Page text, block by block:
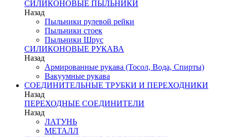
СИЛИКОНОВЫЕ ПЫЛЬНИКИ
Назад
Пыльники рулевой рейки
Пыльники стоек
Пыльники Шрус
СИЛИКОНОВЫЕ РУКАВА
Назад
Армированные рукава (Тосол, Вода, Спирты)
Вакуумные рукава
СОЕДИНИТЕЛЬНЫЕ ТРУБКИ И ПЕРЕХОДНИКИ
Назад
ПЕРЕХОДНЫЕ СОЕДИНИТЕЛИ
Назад
ЛАТУНЬ
МЕТАЛЛ